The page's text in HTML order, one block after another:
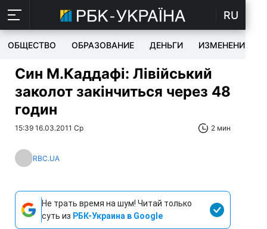
RU
ОБЩЕСТВО ОБРАЗОВАНИЕ ДЕНЬГИ ИЗМЕНЕНИЯ
Син М.Каддафі: Лівійський
заколот закінчиться через 48
годин
15:39 16.03.2011 Ср 2 мин
RBC.UA
Не трать время на шум! Читай только
суть из РБК-Украина в Google